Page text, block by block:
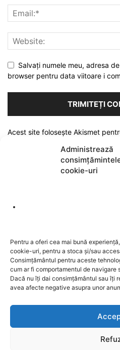
Administrează
cookie-uri
Pentru a oferi cea mai bună
cookie-uri, pentru a stoca și/sau
Consimțământul pentru aceste
cum ar fi comportamentul de navigare
Dacă nu îți dai consimțământul sau îți
avea afecte negative asupra unor
Salvați numele meu, adresa
browser pentru data viitoare i
Acest site folosește Akismet
Contactați-ne: